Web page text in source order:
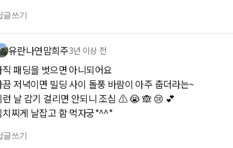
글쓰기
유란나연맘희주3년 이상 전
직 패딩을 벗으면 아니되어요
끔 저녁이면 빌딩 사이 돌풍 바람이 아주 춥더라는~
런 날 감기 걸리면 안되니 조심 ⚠️ 😭 🙈 😢 💕
치찌게 날잡고 함 먹자궁*^^*
글쓰기